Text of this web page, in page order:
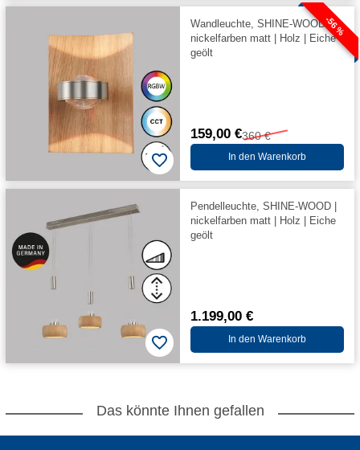
-56 %
Wandleuchte, SHINE-WOOD |
nickelfarben matt | Holz | Eiche
geölt
159,00 €360 €
In den Warenkorb
Pendelleuchte, SHINE-WOOD |
nickelfarben matt | Holz | Eiche
geölt
1.199,00 €
In den Warenkorb
Das könnte Ihnen gefallen